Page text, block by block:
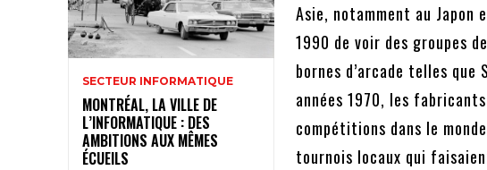
SECTEUR INFORMATIQUE
MONTRÉAL, LA VILLE DE
L’INFORMATIQUE : DES
AMBITIONS AUX MÊMES
ÉCUEILS
Asie, notamment au Japon
1990 de voir des groupes
bornes d’arcade telles
années 1970, les
compétitions dans le
tournois locaux qui